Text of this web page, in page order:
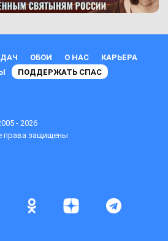
ОБОИ О НАС
КАРЬЕРА
ПОДДЕРЖАТЬ СПАС
- 2026
права защищены